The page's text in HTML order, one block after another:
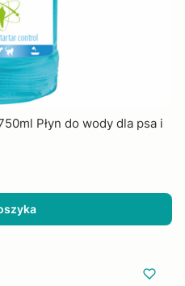
Płyn do wody dla psa i